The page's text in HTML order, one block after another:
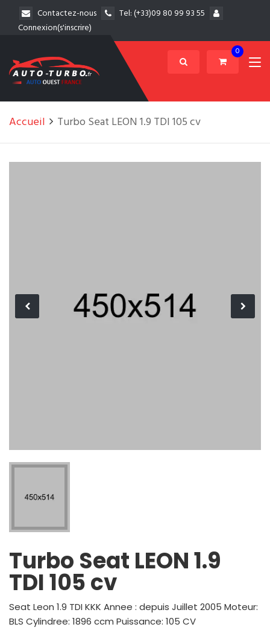
Contactez-nous Tel:(+33)09 80 99 93 55
Connexion(s'inscrire)
0
Accueil Turbo Seat LEON 1.9 TDI 105 cv
Turbo Seat LEON 1.9
TDI 105 cv
Seat Leon 1.9 TDI KKK Annee : depuis Juillet 2005 Moteur:
BLS Cylindree: 1896 ccm Puissance: 105 CV